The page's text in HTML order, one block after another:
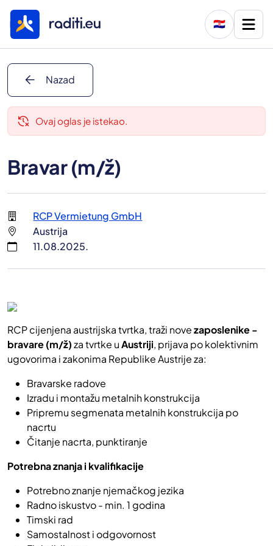
🇭🇷
arrow_back Nazad
delete_history Ovaj oglas je istekao.
Bravar (m/ž)
RCP Vermietung GmbH
Austrija
11.08.2025.
RCP cijenjena austrijska tvrtka, traži novezaposlenike -
bravare (m/ž)za tvrtke uAustriji, prijava po kolektivnim
ugovorima i zakonima Republike Austrije za:
Bravarske radove
Izradu i montažu metalnih konstrukcija
Pripremu segmenata metalnih konstrukcija po
nacrtu
Čitanje nacrta, punktiranje
Potrebna znanja i kvalifikacije
Potrebno znanje njemačkog jezika
Radno iskustvo - min. 1 godina
Timski rad
Samostalnost i odgovornost